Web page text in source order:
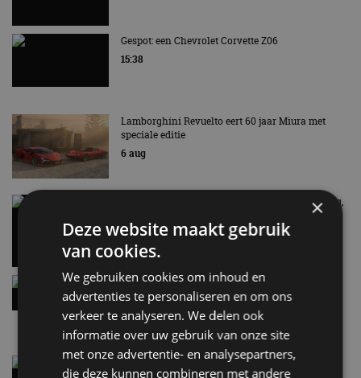
Gespot: een Chevrolet Corvette Z06
15:38
Lamborghini Revuelto eert 60 jaar Miura met
speciale editie
6 aug
Carbon fibre op je laadkabel: nergens voor nodig,
5 aug
Hennessey Blackbird krijgt atmosferische V8 en
handbak: soms is eenvoud leuker
5 aug
Audi A2 e-Tron mikt op verbruik van 12,8 kWh
×
Deze website maakt gebruik
van cookies.
We gebruiken cookies om inhoud en
advertenties te personaliseren en om ons
verkeer te analyseren. We delen ook
informatie over uw gebruik van onze site
met onze advertentie- en analysepartners,
die deze kunnen combineren met andere